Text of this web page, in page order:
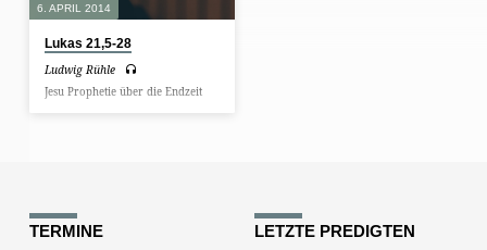
6. APRIL 2014
Lukas 21,5-28
Ludwig Rühle
Jesu Prophetie über die Endzeit
TERMINE LETZTE PREDIGTEN